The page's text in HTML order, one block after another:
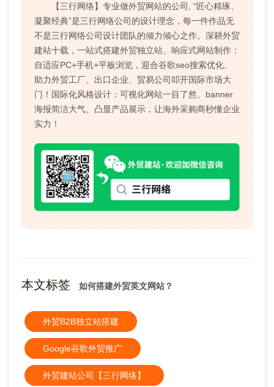
【三行网络】专业做外贸网站的公司, “匠心精琢、
凝聚经典”是三行网络公司的设计理念，每一件作品无
不是三行网络公司设计团队的倾力倾心之作。深耕外贸
建站十载，一站式搭建外贸独立站、响应式网站制作：
自适应PC+手机+平板浏览，迎合谷歌seo搜索优化、
助力外贸工厂、出口企业、贸易公司叩开国际市场大
门！国际化风格设计：可视化网站一目了然、banner
海报简洁大气、凸显产品展示，让海外采购商秒懂企业
实力！
本文标签 如何搭建外贸英文网站？
外贸B2B独立站搭建
Google谷歌外贸推广
外贸建站公司【三行网络】